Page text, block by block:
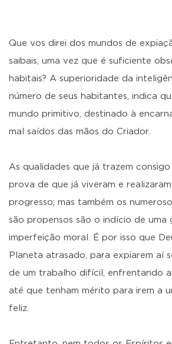
Que vos direi dos mundos de
saibais, uma vez que é suficiente
habitais? A superioridade da
número de seus habitantes, indica
mundo primitivo, destinado à
mal saídos das mãos do Criador.
As qualidades que já trazem
prova de que já viveram e
progresso; mas também os
são propensos são o indício de uma
imperfeição moral. É por isso que
Planeta atrasado, para expiarem aí
de um trabalho difícil, enfrentando
até que tenham mérito para irem a
feliz.